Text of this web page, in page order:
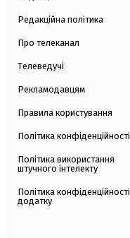
Редакційна політика
Про телеканал
Телеведучі
Рекламодавцям
Правила користування
Політика конфіденційності
Політика використання
штучного інтелекту
Політика конфіденційності
додатку